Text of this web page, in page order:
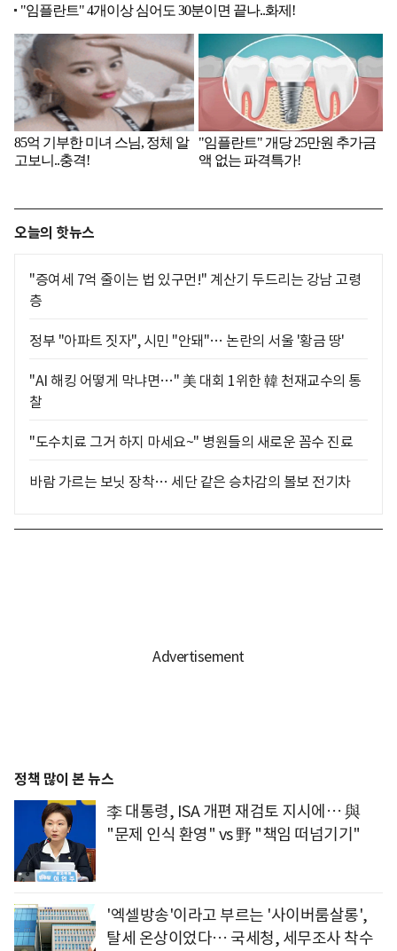
오늘의 핫뉴스
"증여세 7억 줄이는 법 있구먼!" 계산기 두드리는 강남 고령
층
정부 "아파트 짓자", 시민 "안돼"… 논란의 서울 '황금 땅'
"AI 해킹 어떻게 막냐면…" 美 대회 1위한 韓 천재교수의 통
찰
"도수치료 그거 하지 마세요~" 병원들의 새로운 꼼수 진료
바람 가르는 보닛 장착… 세단 같은 승차감의 볼보 전기차
정책 많이 본 뉴스
李 대통령, ISA 개편 재검토 지시에… 與
"문제 인식 환영" vs 野 "책임 떠넘기기"
'엑셀방송'이라고 부르는 '사이버룸살롱',
탈세 온상이었다… 국세청, 세무조사 착수